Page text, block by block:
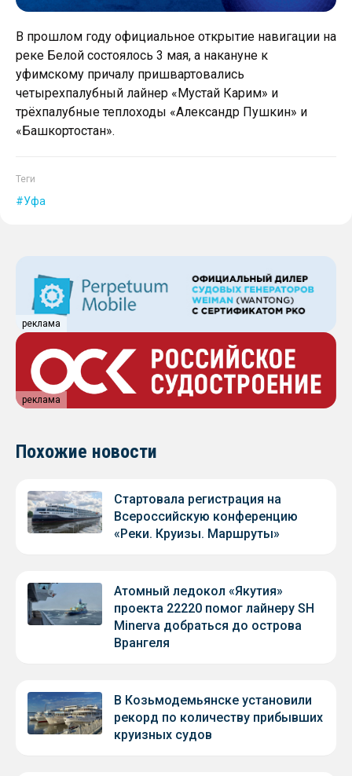
В прошлом году официальное открытие навигации на
реке Белой состоялось 3 мая, а накануне к
уфимскому причалу пришвартовались
четырехпалубный лайнер «Мустай Карим» и
трёхпалубные теплоходы «Александр Пушкин» и
«Башкортостан».
Теги
Уфа
реклама
реклама
Похожие новости
Стартовала регистрация на
Всероссийскую конференцию
«Реки. Круизы. Маршруты»
Атомный ледокол «Якутия»
проекта 22220 помог лайнеру SH
Minerva добраться до острова
Врангеля
В Козьмодемьянске установили
рекорд по количеству прибывших
круизных судов